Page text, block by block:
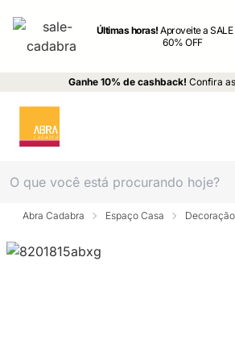
Últimas horas!Aproveite a
60% OFF
Ganhe 10% de cashback! Confira
Abra Cadabra Espaço Casa